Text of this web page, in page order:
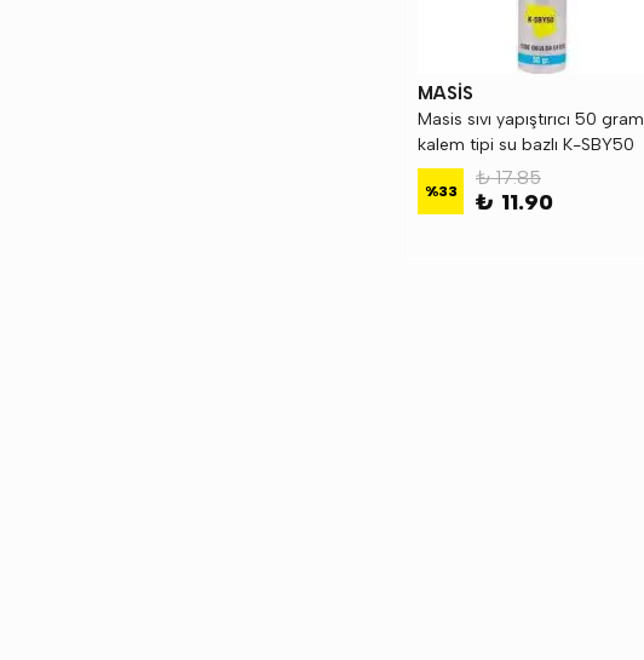
MASİS
Masis sıvı yapıştırıcı 50 gram
kalem tipi su bazlı K-SBY50
*.MASIS-23
%33
₺ 17.85
₺ 11.90